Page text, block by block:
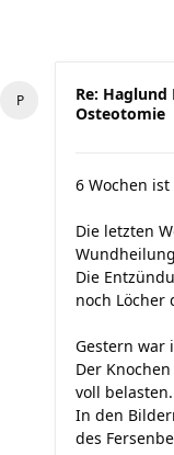
Re: Haglund
Osteotomie
6 Wochen
Die letzten
Die
noch Löcher
Gestern war
Der
voll belasten.
In den
des